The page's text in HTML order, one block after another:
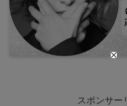
スポンサー